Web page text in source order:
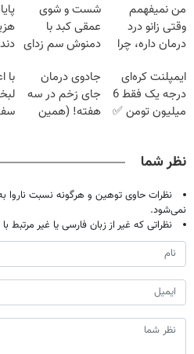
من نمیفهمم
وقتی زانو درد
درمان داره، چرا
تحمل میکنی؟❗
شست و شوی
عمقی کبد با
دمنوش سم زدای
ایمپلنت کره‌ای
درجه یک فقط 6
میلیون تومن ✅
جادوی درمان
جای زخم در سه
هفته! (همین
با
نظر شما
نظرات حاوی توهین و هرگونه نسبت
نمی‌شود.
نظراتی که غیر از زبان فارسی یا غیر مرتبط